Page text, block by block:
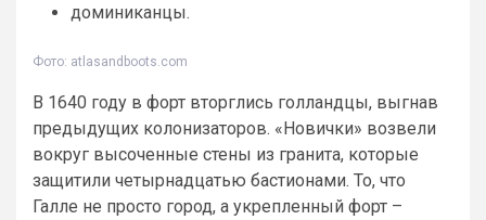
доминиканцы.
Фото: atlasandboots.com
В 1640 году в форт вторглись голландцы, выгнав
предыдущих колонизаторов. «Новички» возвели
вокруг высоченные стены из гранита, которые
защитили четырнадцатью бастионами. То, что
Галле не просто город, а укрепленный форт –